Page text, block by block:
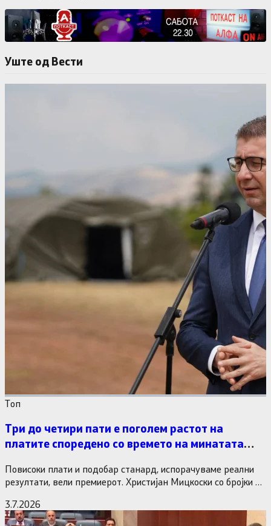
Уште од Вести
Tоп
Три до четири пати е поголем растот на
платите споредено со времето на минатата
Повисоки плати и подобар станард, испорачуваме реални
резултати, вели премиерот. Христијан Мицкоски со бројки и
3.7.2026